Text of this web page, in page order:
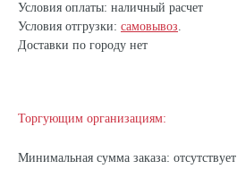
Условия оплаты: наличный расчет
Условия отгрузки: самовывоз.
Доставки по городу нет
Торгующим организациям:
Минимальная сумма заказа: отсутствует